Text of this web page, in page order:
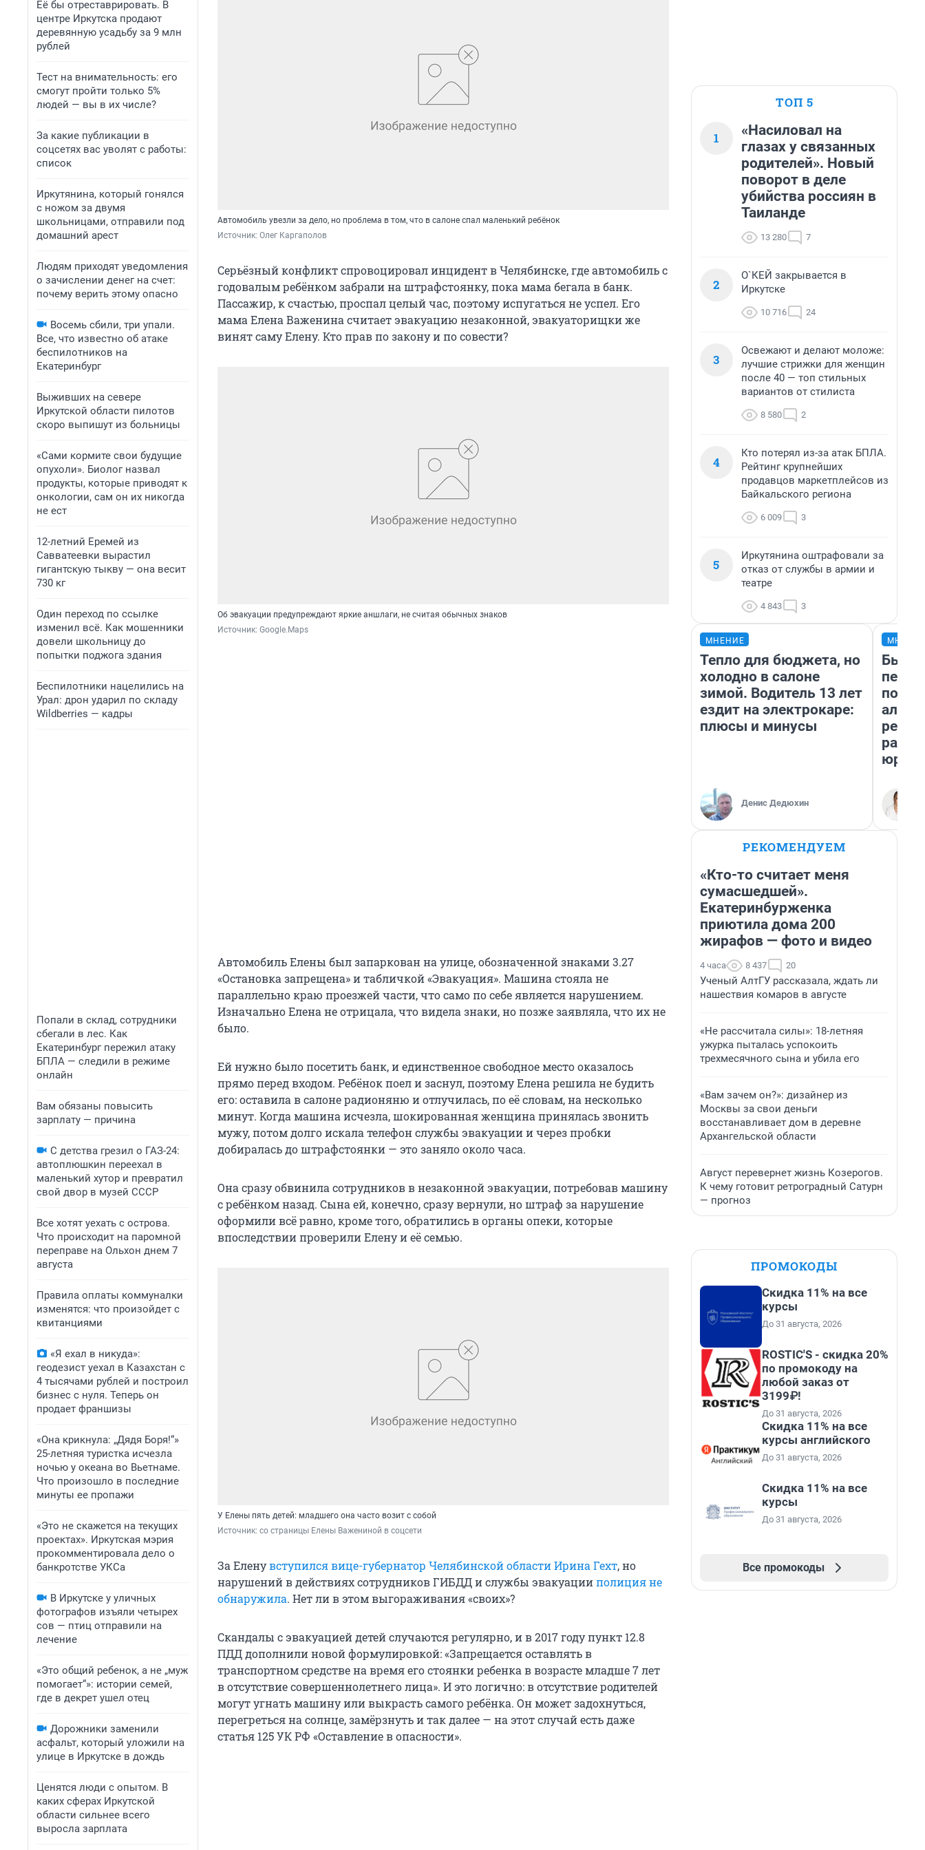
Её бы отреставрировать. В
центре Иркутска продают
деревянную усадьбу за 9 млн
рублей
Тест на внимательность: его
смогут пройти только 5%
людей — вы в их числе?
За какие публикации в
соцсетях вас уволят с работы:
список
Иркутянина, который гонялся
с ножом за двумя
школьницами, отправили под
домашний арест
Людям приходят уведомления
о зачислении денег на счет:
почему верить этому опасно
Восемь сбили, три упали.
Все, что известно об атаке
беспилотников на
Екатеринбург
Выживших на севере
Иркутской области пилотов
скоро выпишут из больницы
«Сами кормите свои будущие
опухоли». Биолог назвал
продукты, которые приводят к
онкологии, сам он их никогда
не ест
12-летний Еремей из
Савватеевки вырастил
гигантскую тыкву — она весит
730 кг
Один переход по ссылке
изменил всё. Как мошенники
довели школьницу до
попытки поджога здания
Беспилотники нацелились на
Урал: дрон ударил по складу
Wildberries — кадры
Попали в склад, сотрудники
сбегали в лес. Как
Екатеринбург пережил атаку
БПЛА — следили в режиме
онлайн
Вам обязаны повысить
зарплату — причина
С детства грезил о ГАЗ-24:
автоплюшкин переехал в
маленький хутор и превратил
свой двор в музей СССР
Все хотят уехать с острова.
Что происходит на паромной
переправе на Ольхон днем 7
августа
Правила оплаты коммуналки
изменятся: что произойдет с
квитанциями
«Я ехал в никуда»:
геодезист уехал в Казахстан с
4 тысячами рублей и построил
бизнес с нуля. Теперь он
продает франшизы
«Она крикнула: „Дядя Боря!“»
25-летняя туристка исчезла
ночью у океана во Вьетнаме.
Что произошло в последние
минуты ее пропажи
«Это не скажется на текущих
проектах». Иркутская мэрия
прокомментировала дело о
банкротстве УКСа
В Иркутске у уличных
фотографов изъяли четырех
сов — птиц отправили на
лечение
«Это общий ребенок, а не „муж
помогает“»: истории семей,
где в декрет ушел отец
Дорожники заменили
асфальт, который уложили на
улице в Иркутске в дождь
Ценятся люди с опытом. В
каких сферах Иркутской
области сильнее всего
выросла зарплата
Автомобиль увезли за дело, но проблема в том, что в салоне спал маленький ребёнок
Источник: Олег Каргаполов
Серьёзный конфликт спровоцировал инцидент в Челябинске, где автомобиль с
годовалым ребёнком забрали на штрафстоянку, пока мама бегала в банк.
Пассажир, к счастью, проспал целый час, поэтому испугаться не успел. Его
мама Елена Важенина считает эвакуацию незаконной, эвакуаторищки же
винят саму Елену. Кто прав по закону и по совести?
Об эвакуации предупреждают яркие аншлаги, не считая обычных знаков
Источник: Google.Maps
Автомобиль Елены был запаркован на улице, обозначенной знаками 3.27
«Остановка запрещена» и табличкой «Эвакуация». Машина стояла не
параллельно краю проезжей части, что само по себе является нарушением.
Изначально Елена не отрицала, что видела знаки, но позже заявляла, что их не
было.
Ей нужно было посетить банк, и единственное свободное место оказалось
прямо перед входом. Ребёнок поел и заснул, поэтому Елена решила не будить
его: оставила в салоне радионяню и отлучилась, по её словам, на несколько
минут. Когда машина исчезла, шокированная женщина принялась звонить
мужу, потом долго искала телефон службы эвакуации и через пробки
добиралась до штрафстоянки — это заняло около часа.
Она сразу обвинила сотрудников в незаконной эвакуации, потребовав машину
с ребёнком назад. Сына ей, конечно, сразу вернули, но штраф за нарушение
оформили всё равно, кроме того, обратились в органы опеки, которые
впоследствии проверили Елену и её семью.
У Елены пять детей: младшего она часто возит с собой
Источник: со страницы Елены Важениной в соцсети
За Еленувступился вице-губернатор Челябинской области Ирина Гехт, но
нарушений в действиях сотрудников ГИБДД и службы эвакуацииполиция не
обнаружила. Нет ли в этом выгораживания «своих»?
Скандалы с эвакуацией детей случаются регулярно, и в 2017 году пункт 12.8
ПДД дополнили новой формулировкой: «Запрещается оставлять в
транспортном средстве на время его стоянки ребенка в возрасте младше 7 лет
в отсутствие совершеннолетнего лица». И это логично: в отсутствие родителей
могут угнать машину или выкрасть самого ребёнка. Он может задохнуться,
перегреться на солнце, замёрзнуть и так далее — на этот случай есть даже
статья 125 УК РФ «Оставление в опасности».
ТОП 5
1
«Насиловал на
глазах у связанных
родителей». Новый
поворот в деле
убийства россиян в
Таиланде
13 280 7
2
О`КЕЙ закрывается в
Иркутске
10 716 24
3
Освежают и делают моложе:
лучшие стрижки для женщин
после 40 — топ стильных
вариантов от стилиста
8 580 2
4
Кто потерял из-за атак БПЛА.
Рейтинг крупнейших
продавцов маркетплейсов из
Байкальского региона
6 009 3
5
Иркутянина оштрафовали за
отказ от службы в армии и
театре
4 843 3
МНЕНИЕ
Тепло для бюджета, но
холодно в салоне
зимой. Водитель 13 лет
ездит на электрокаре:
плюсы и минусы
Денис Дедюхин
Был
РЕКОМЕНДУЕМ
«Кто-то считает меня
сумасшедшей».
Екатеринбурженка
приютила дома 200
жирафов — фото и видео
4 часа 8 437 20
Ученый АлтГУ рассказала, ждать ли
нашествия комаров в августе
«Не рассчитала силы»: 18-летняя
ужурка пыталась успокоить
трехмесячного сына и убила его
«Вам зачем он?»: дизайнер из
Москвы за свои деньги
восстанавливает дом в деревне
Архангельской области
Август перевернет жизнь Козерогов.
К чему готовит ретроградный Сатурн
— прогноз
ПРОМОКОДЫ
Скидка 11% на все
курсы
До 31 августа, 2026
ROSTIC'S - скидка 20%
по промокоду на
любой заказ от
3199₽!
До 31 августа, 2026
Скидка 11% на все
курсы английского
До 31 августа, 2026
Скидка 11% на все
курсы
До 31 августа, 2026
Все промокоды